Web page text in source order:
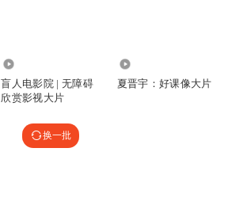
盲人电影院 | 无障碍
欣赏影视大片
夏晋宇：好课像大片
换一批